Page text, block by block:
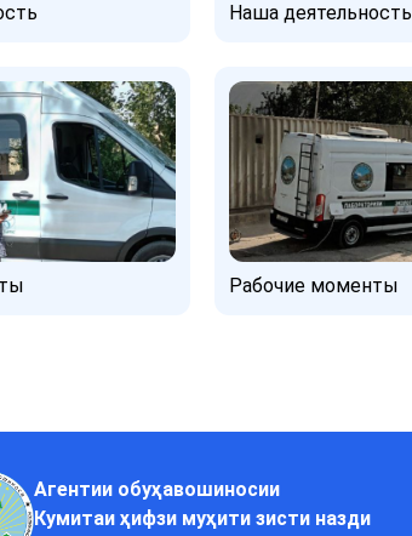
Наша деятельность
Рабочие моменты
Агентии обуҳавошиносии
Кумитаи ҳифзи муҳити зисти назди